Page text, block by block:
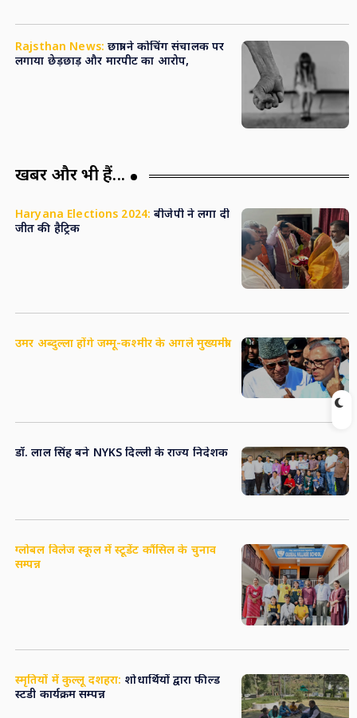
Rajsthan News: छात्रा ने कोचिंग संचालक पर
लगाया छेड़छाड़ और मारपीट का आरोप,
खबरें और भी हैं...
Haryana Elections 2024: बीजेपी ने लगा दी
जीत की हैट्रिक
उमर अब्दुल्ला होंगे जम्मू-कश्मीर के अगले मुख्यमंत्री
डॉ. लाल सिंह बने NYKS दिल्ली के राज्य निदेशक
ग्लोबल विलेज स्कूल में स्टूडेंट कौंसिल के चुनाव
सम्पन्न
स्मृतियों में कुल्लू दशहरा: शोधार्थियों द्वारा फील्ड
स्टडी कार्यक्रम सम्पन्न